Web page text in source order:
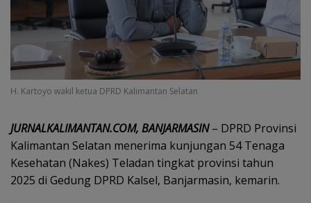
H. Kartoyo wakil ketua DPRD Kalimantan Selatan
JURNALKALIMANTAN.COM, BANJARMASIN– DPRD Provinsi
Kalimantan Selatan menerima kunjungan 54 Tenaga
Kesehatan (Nakes) Teladan tingkat provinsi tahun
2025 di Gedung DPRD Kalsel, Banjarmasin, kemarin.